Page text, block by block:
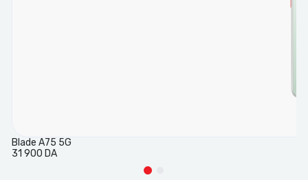
Blade A75 5G
31 900 DA